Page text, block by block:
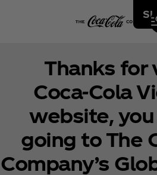
Thanks for
Coca‑Cola
website,
going to The
Company’s